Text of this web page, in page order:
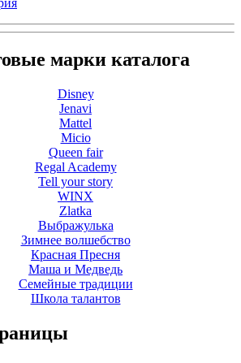
марки каталога
Disney
Jenavi
Mattel
Micio
Queen fair
Regal Academy
Tell your story
WINX
Zlatka
Выбражулька
Зимнее волшебство
Красная Пресня
Маша и Медведь
Семейные традиции
Школа талантов